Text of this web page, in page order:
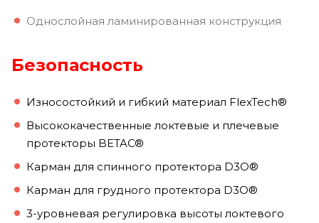
Однослойная ламинированная конструкция
Безопасность
Износостойкий и гибкий материал FlexTech®
Высококачественные локтевые и плечевые
протекторы BETAC®
Карман для спинного протектора D3O®
Карман для грудного протектора D3O®
3-уровневая регулировка высоты локтевого